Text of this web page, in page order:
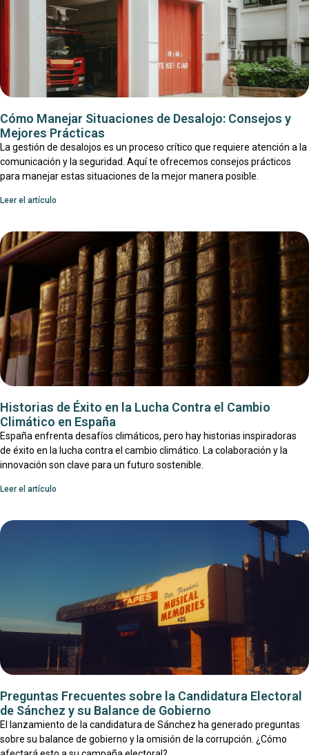
Cómo Manejar Situaciones de Desalojo: Consejos y
Mejores Prácticas
La gestión de desalojos es un proceso crítico que requiere atención a la
comunicación y la seguridad. Aquí te ofrecemos consejos prácticos
para manejar estas situaciones de la mejor manera posible.
Leer el artículo
Historias de Éxito en la Lucha Contra el Cambio
Climático en España
España enfrenta desafíos climáticos, pero hay historias inspiradoras
de éxito en la lucha contra el cambio climático. La colaboración y la
innovación son clave para un futuro sostenible.
Leer el artículo
Preguntas Frecuentes sobre la Candidatura Electoral
de Sánchez y su Balance de Gobierno
El lanzamiento de la candidatura de Sánchez ha generado preguntas
sobre su balance de gobierno y la omisión de la corrupción. ¿Cómo